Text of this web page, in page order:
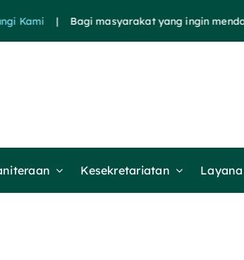
| Bagi masyarakat yang ingin
Kesekretariatan